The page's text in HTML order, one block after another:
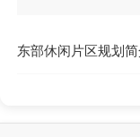
东部休闲片区规划简